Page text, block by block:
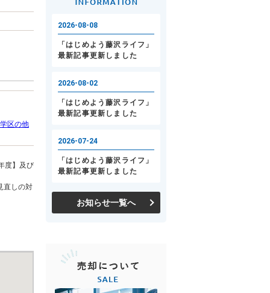
区の他
度】及び
直しの対
お知らせ一覧へ